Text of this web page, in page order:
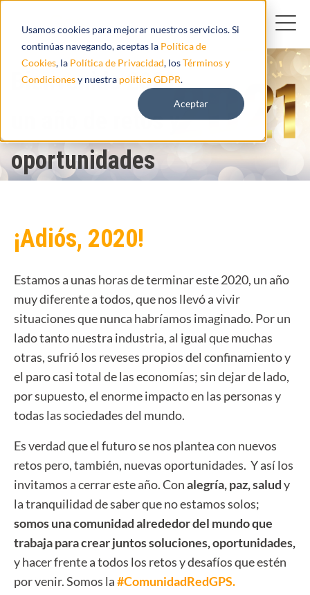
Usamos cookies para mejorar nuestros servicios. Si
continúas navegando, aceptas la Política de
Cookies, la Política de Privacidad, losTérminos y
Condicionesy nuestra politica GDPR.
Aceptar
Bienvenido 2021:
un año de retos y
oportunidades
¡Adiós, 2020!
Estamos a unas horas de terminar este 2020, un año
muy diferente a todos, que nos llevó a vivir
situaciones que nunca habríamos imaginado. Por un
lado tanto nuestra industria, al igual que muchas
otras, sufrió los reveses propios del confinamiento y
el paro casi total de las economías; sin dejar de lado,
por supuesto, el enorme impacto en las personas y
todas las sociedades del mundo.
Es verdad que el futuro se nos plantea con nuevos
retos pero, también, nuevas oportunidades. Y así los
invitamos a cerrar este año. Conalegría, paz, saludy
la tranquilidad de saber que no estamos solos;
somos una comunidad alrededor del mundo que
trabaja para crear juntos soluciones, oportunidades,
y hacer frente a todos los retos y desafíos que estén
por venir. Somos la#ComunidadRedGPS.